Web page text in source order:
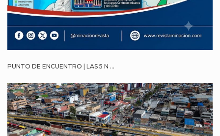
PUNTO DE ENCUENTRO | LAS 5 N ...